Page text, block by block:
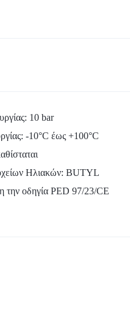
10 bar
-10°C έως +100°C
Ηλιακών: BUTYL
οδηγία PED 97/23/CE